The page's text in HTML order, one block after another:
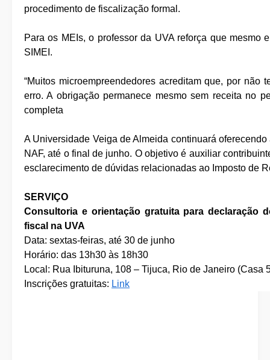
procedimento de fiscalização formal.
Para os MEIs, o professor da UVA reforça que mesmo
SIMEI.
“Muitos microempreendedores acreditam que, por não
erro. A obrigação permanece mesmo sem receita no
completa
A Universidade Veiga de Almeida continuará
NAF, até o final de junho. O objetivo é auxiliar
esclarecimento de dúvidas relacionadas ao Imposto de
SERVIÇO
Consultoria e orientação gratuita para declaração
fiscal na UVA
Data: sextas-feiras, até 30 de junho
Horário: das 13h30 às 18h30
Local: Rua Ibituruna, 108 – Tijuca, Rio de Janeiro (Casa
Inscrições gratuitas: Link